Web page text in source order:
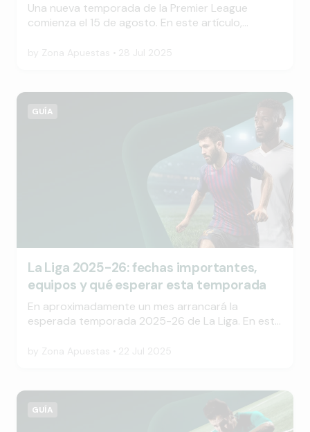
Una nueva temporada de la Premier League
comienza el 15 de agosto. En este artículo,
en la próxima temporada, incluidos los equipos
probabilidades de los expertos.
by Zona Apuestas 28 Jul 2025
GUÍA
La Liga 2025-26: fechas importantes,
equipos y qué esperar esta temporada
En aproximadamente un mes arrancará la
esperada temporada 2025-26 de La Liga. En esta
descripción general de los equipos que compiten
by Zona Apuestas 22 Jul 2025
GUÍA